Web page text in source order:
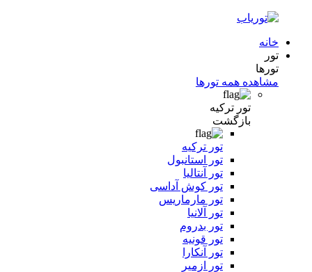
خانه
تور
تورها
مشاهده همه تورها
تور ترکیه
بازگشت
تور ترکیه
تور استانبول
تور آنتالیا
تور کوش آداسی
تور مارماریس
تور آلانیا
تور بدروم
تور قونیه
تور آنکارا
تور ازمیر